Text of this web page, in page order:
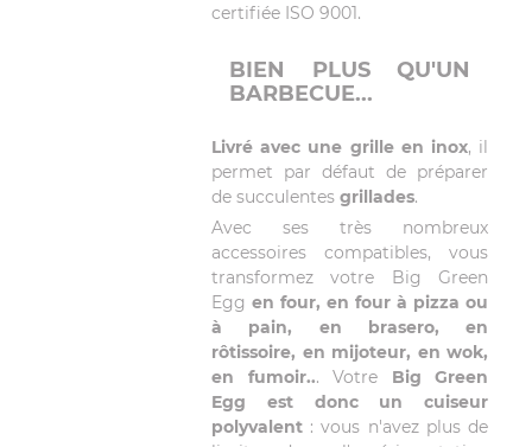
certifiée ISO 9001.
BIEN PLUS QU'UN
BARBECUE...
Livré avec une grille en inox, il
permet par défaut de préparer
de succulentes grillades.
Avec ses très nombreux
accessoires compatibles, vous
transformez votre Big Green
Egg en four, en four à pizza ou
à pain, en brasero, en
rôtissoire, en mijoteur, en wok,
en fumoir... Votre Big Green
Egg est donc un cuiseur
polyvalent : vous n'avez plus de